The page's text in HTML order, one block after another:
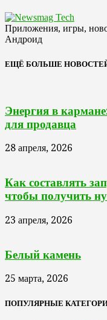
Приложения, игры,
Андроид
ЕЩЁ БОЛЬШЕ
Энергия в
для продавца
28 апреля, 2026
Как составлять
чтобы получить
23 апреля, 2026
Белый камень
25 марта, 2026
ПОПУЛЯРНЫЕ